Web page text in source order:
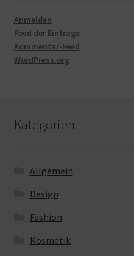
Anmelden
Feed der Einträge
Kommentar-Feed
WordPress.org
Kategorien
Allgemein
Design
Fashion
Kosmetik